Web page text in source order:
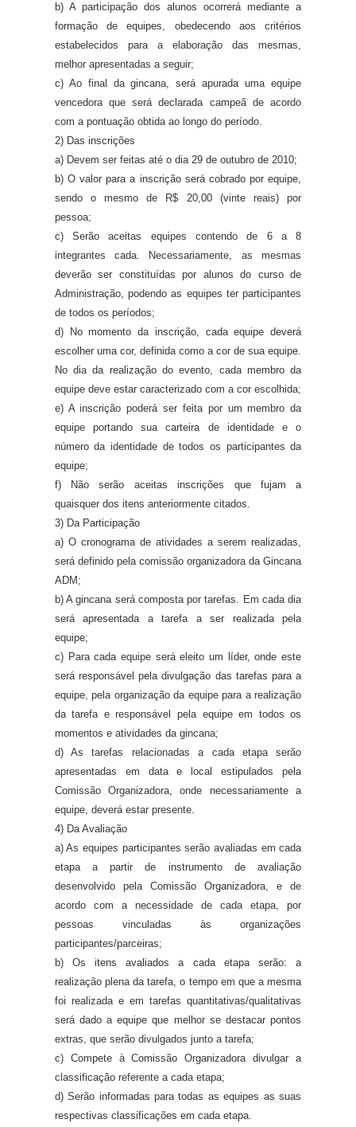
b) A participação dos alunos ocorrerá mediante a
formação de equipes, obedecendo aos critérios
estabelecidos para a elaboração das mesmas,
melhor apresentadas a seguir;
c) Ao final da gincana, será apurada uma equipe
vencedora que será declarada campeã de acordo
com a pontuação obtida ao longo do período.
2) Das inscrições
a) Devem ser feitas até o dia 29 de outubro de 2010;
b) O valor para a inscrição será cobrado por equipe,
sendo o mesmo de R$ 20,00 (vinte reais) por
pessoa;
c) Serão aceitas equipes contendo de 6 a 8
integrantes cada. Necessariamente, as mesmas
deverão ser constituídas por alunos do curso de
Administração, podendo as equipes ter participantes
de todos os períodos;
d) No momento da inscrição, cada equipe deverá
escolher uma cor, definida como a cor de sua equipe.
No dia da realização do evento, cada membro da
equipe deve estar caracterizado com a cor escolhida;
e) A inscrição poderá ser feita por um membro da
equipe portando sua carteira de identidade e o
número da identidade de todos os participantes da
equipe;
f) Não serão aceitas inscrições que fujam a
quaisquer dos itens anteriormente citados.
3) Da Participação
a) O cronograma de atividades a serem realizadas,
será definido pela comissão organizadora da Gincana
ADM;
b) A gincana será composta por tarefas. Em cada dia
será apresentada a tarefa a ser realizada pela
equipe;
c) Para cada equipe será eleito um líder, onde este
será responsável pela divulgação das tarefas para a
equipe, pela organização da equipe para a realização
da tarefa e responsável pela equipe em todos os
momentos e atividades da gincana;
d) As tarefas relacionadas a cada etapa serão
apresentadas em data e local estipulados pela
Comissão Organizadora, onde necessariamente a
equipe, deverá estar presente.
4) Da Avaliação
a) As equipes participantes serão avaliadas em cada
etapa a partir de instrumento de avaliação
desenvolvido pela Comissão Organizadora, e de
acordo com a necessidade de cada etapa, por
pessoas vinculadas às organizações
participantes/parceiras;
b) Os itens avaliados a cada etapa serão: a
realização plena da tarefa, o tempo em que a mesma
foi realizada e em tarefas quantitativas/qualitativas
será dado a equipe que melhor se destacar pontos
extras, que serão divulgados junto a tarefa;
c) Compete à Comissão Organizadora divulgar a
classificação referente a cada etapa;
d) Serão informadas para todas as equipes as suas
respectivas classificações em cada etapa.